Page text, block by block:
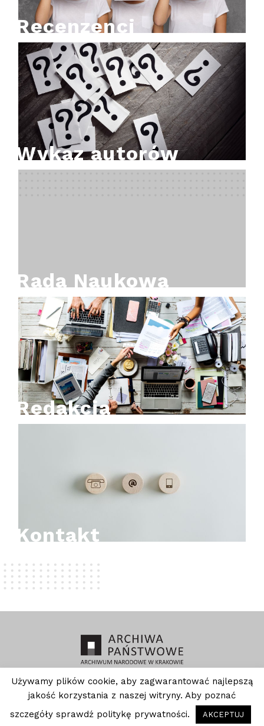
Recenzenci
Wykaz autorów
Rada Naukowa
Redakcja
Kontakt
Polityka prywatności
Ochrona danych
osobowych
Deklaracja dostępności
Używamy plików cookie, aby zagwarantować najlepszą
jakość korzystania z naszej witryny. Aby poznać
szczegóły sprawdź politykę prywatności.
AKCEPTUJ